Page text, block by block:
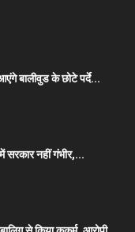
बालीवुड के छोटे पर्दे...
सरकार नहीं गंभीर,...